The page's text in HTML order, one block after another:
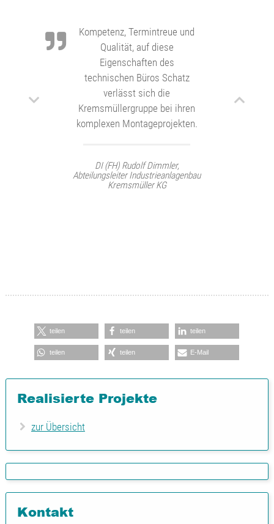
Kompetenz, Termintreue und
Qualität, auf diese
Eigenschaften des
technischen Büros Schatz
verlässt sich die
Kremsmüllergruppe bei ihren
komplexen Montageprojekten.
DI (FH) Rudolf Dimmler,
Abteilungsleiter Industrieanlagenbau
Kremsmüller KG
teilen teilen teilen
teilen teilen E-Mail
Realisierte Projekte
zur Übersicht
Kontakt